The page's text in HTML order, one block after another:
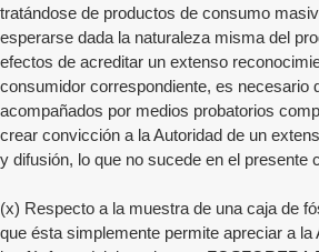
tratándose de productos de consumo
esperarse dada la naturaleza misma del
efectos de acreditar un extenso
consumidor correspondiente, es necesario
acompañados por medios probatorios
crear convicción a la Autoridad de un
y difusión, lo que no sucede en el presente
(x) Respecto a la muestra de una caja de
que ésta simplemente permite apreciar a la